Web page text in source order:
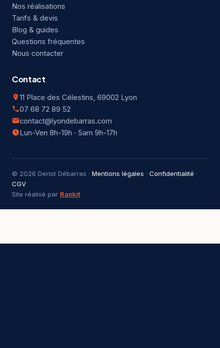
Nos réalisations
Tarifs & devis
Blog & guides
Questions fréquentes
Nous contacter
Contact
11 Place des Célestins, 69002 Lyon
07 68 72 89 52
contact@lyondebarras.com
Lun-Ven 8h-19h · Sam 9h-17h
© 2026 Derlot Débarras · Mentions légales · Confidentialité ·
CGV
Site réalisé par Rankit